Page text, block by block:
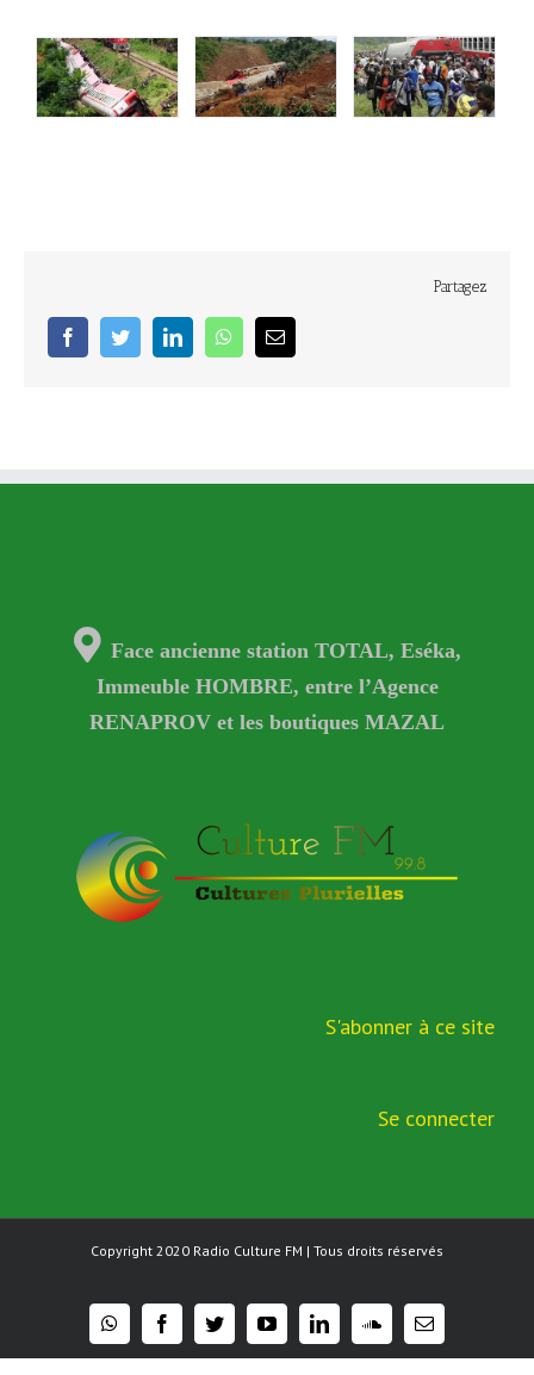
Partagez
facebooktwitter linkedin whatsappEmail
Face ancienne station TOTAL, Eséka,
Immeuble HOMBRE, entre l’Agence
RENAPROV et les boutiques MAZAL
S'abonner à ce site
Se connecter
Copyright 2020 Radio Culture FM | Tous droits réservés
whatsappfacebooktwitter youtubelinkedinsoundcloud
Email